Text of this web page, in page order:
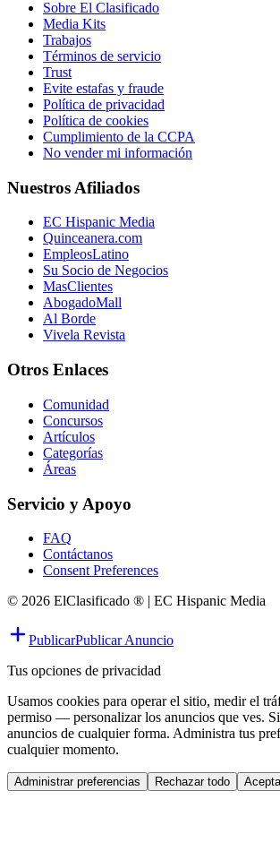
Sobre El Clasificado
Media Kits
Trabajos
Términos de servicio
Trust
Evite estafas y fraude
Política de privacidad
Política de cookies
Cumplimiento de la CCPA
No vender mi información
Nuestros Afiliados
EC Hispanic Media
Quinceanera.com
EmpleosLatino
Su Socio de Negocios
MasClientes
AbogadoMall
Al Borde
Vivela Revista
Otros Enlaces
Comunidad
Concursos
Artículos
Categorías
Áreas
Servicio y Apoyo
FAQ
Contáctanos
Consent Preferences
© 2026 ElClasificado ® | EC Hispanic Media
PublicarPublicar Anuncio
Tus opciones de privacidad
Usamos cookies para operar el sitio, medir el
permiso — personalizar los anuncios que ves.
anuncios de cualquier forma. Administra tus
cualquier momento.
Administrar preferencias Rechazar todo